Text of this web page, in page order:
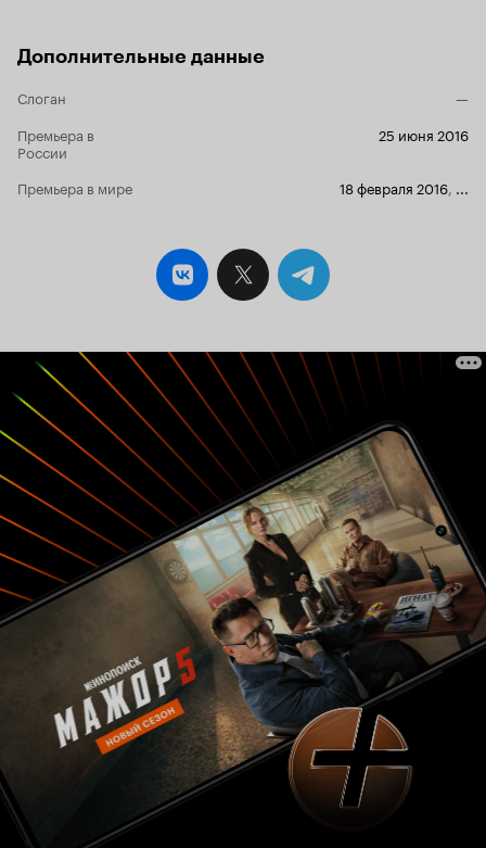
Дополнительные данные
Слоган
—
Премьера в
России
25 июня 2016
Премьера в мире 18 февраля 2016